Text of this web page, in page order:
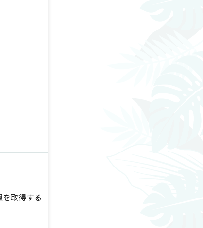
取得する